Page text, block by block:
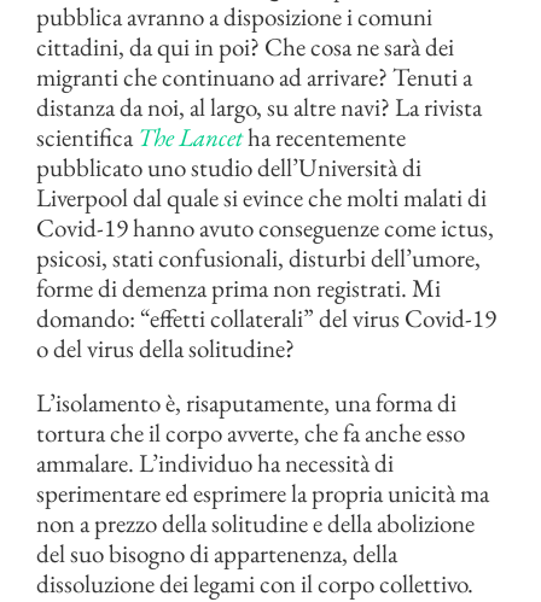
pubblica avranno a disposizione i comuni
cittadini, da qui in poi? Che cosa ne sarà dei
migranti che continuano ad arrivare? Tenuti a
distanza da noi, al largo, su altre navi? La rivista
scientificaThe Lancetha recentemente
pubblicato uno studio dell’Università di
Liverpool dal quale si evince che molti malati di
Covid-19 hanno avuto conseguenze come ictus,
psicosi, stati confusionali, disturbi dell’umore,
forme di demenza prima non registrati. Mi
domando: “effetti collaterali” del virus Covid-19
o del virus della solitudine?
L’isolamento è, risaputamente, una forma di
tortura che il corpo avverte, che fa anche esso
ammalare. L’individuo ha necessità di
sperimentare ed esprimere la propria unicità ma
non a prezzo della solitudine e della abolizione
del suo bisogno di appartenenza, della
dissoluzione dei legami con il corpo collettivo.